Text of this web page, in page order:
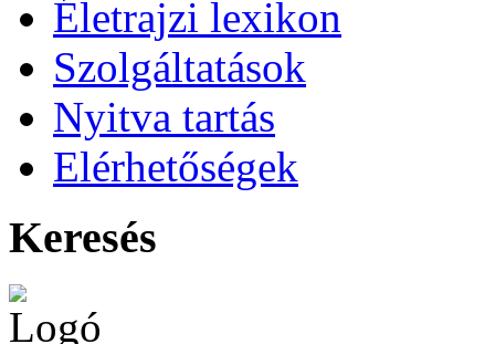
Életrajzi lexikon
Szolgáltatások
Nyitva tartás
Elérhetőségek
Keresés